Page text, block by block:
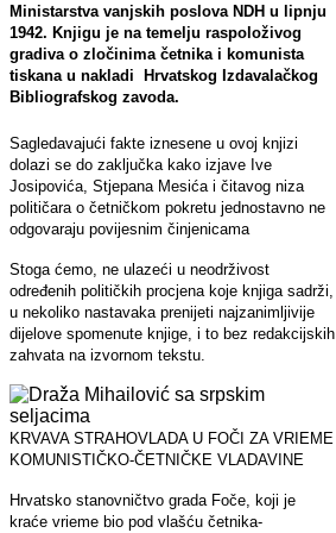
Ministarstva vanjskih poslova NDH u lipnju
1942. Knjigu je na temelju raspoloživog
gradiva o zločinima četnika i komunista
tiskana u nakladi Hrvatskog Izdavalačkog
Bibliografskog zavoda.
Sagledavajući fakte iznesene u ovoj knjizi
dolazi se do zaključka kako izjave Ive
Josipovića, Stjepana Mesića i čitavog niza
političara o četničkom pokretu jednostavno ne
odgovaraju povijesnim činjenicama
Stoga ćemo, ne ulazeći u neodrživost
određenih političkih procjena koje knjiga sadrži,
u nekoliko nastavaka prenijeti najzanimljivije
dijelove spomenute knjige, i to bez redakcijskih
zahvata na izvornom tekstu.
KRVAVA STRAHOVLADA U FOČI ZA VRIEME
KOMUNISTIČKO-ČETNIČKE VLADAVINE
Hrvatsko stanovničtvo grada Foče, koji je
kraće vrieme bio pod vlašću četnika-